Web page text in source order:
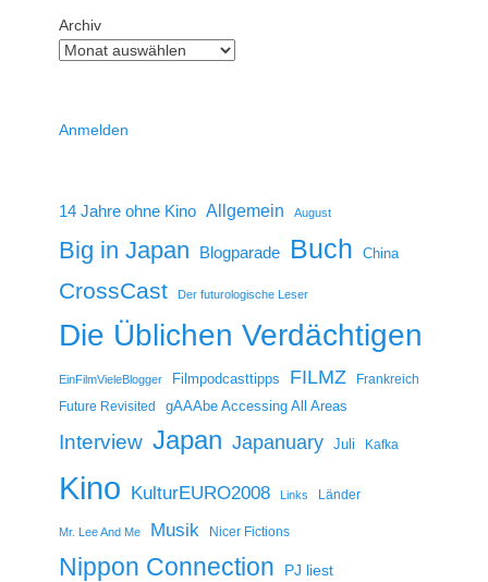
Archiv
Anmelden
14 Jahre ohne Kino Allgemein August
Big in Japan Blogparade Buch China
CrossCast Der futurologische Leser
Die Üblichen Verdächtigen
EinFilmVieleBlogger Filmpodcasttipps FILMZ
Frankreich
Future Revisited
gAAAbe Accessing All Areas
Interview Japan Japanuary Juli Kafka
Kino KulturEURO2008 Links Länder
Mr. Lee And Me Musik Nicer Fictions
Nippon Connection PJ liest